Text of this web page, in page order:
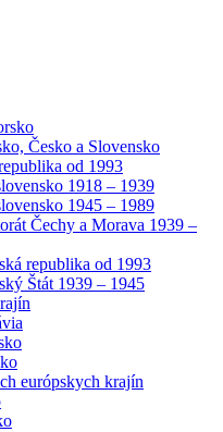
Česko a Slovensko
od 1993
1918 – 1939
1945 – 1989
Čechy a Morava 1939 –
republika od 1993
Štát 1939 – 1945
európskych krajín